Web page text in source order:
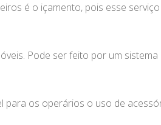
é o içamento, pois esse
Pode ser feito por um
para os operários o uso de